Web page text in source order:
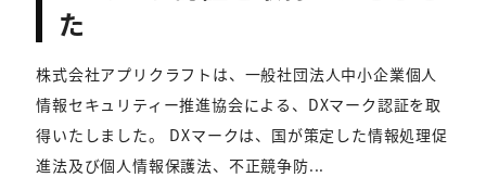
た
株式会社アプリクラフトは、一般社団法人中小企業個人
情報セキュリティー推進協会による、DXマーク認証を取
得いたしました。 DXマークは、国が策定した情報処理促
進法及び個人情報保護法、不正競争防...